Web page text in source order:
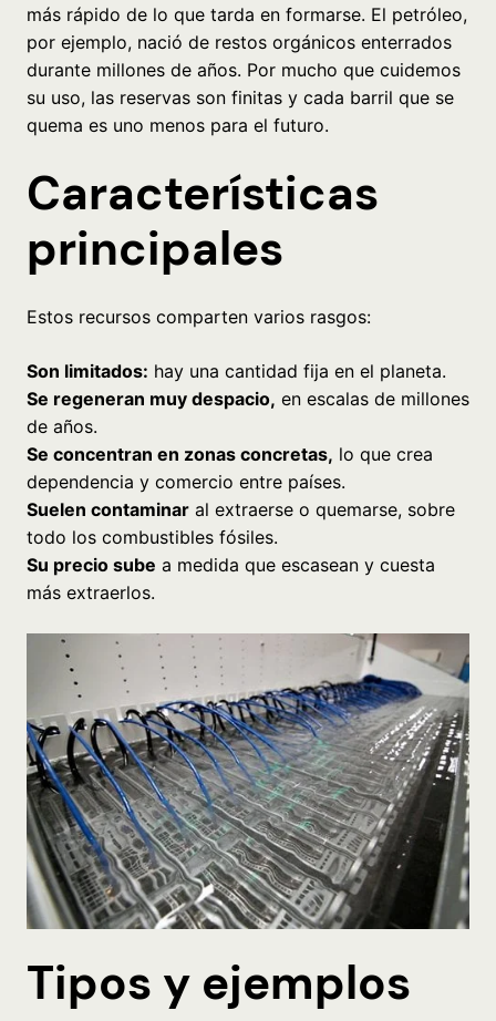
más rápido de lo que tarda en formarse. El petróleo,
por ejemplo, nació de restos orgánicos enterrados
durante millones de años. Por mucho que cuidemos
su uso, las reservas son finitas y cada barril que se
quema es uno menos para el futuro.
Características
principales
Estos recursos comparten varios rasgos:
Son limitados: hay una cantidad fija en el planeta.
Se regeneran muy despacio, en escalas de millones
de años.
Se concentran en zonas concretas, lo que crea
dependencia y comercio entre países.
Suelen contaminar al extraerse o quemarse, sobre
todo los combustibles fósiles.
Su precio sube a medida que escasean y cuesta
más extraerlos.
Tipos y ejemplos